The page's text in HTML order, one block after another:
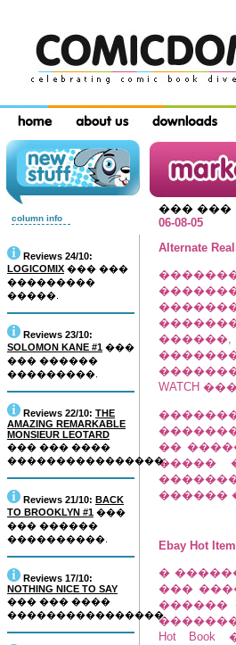
column info
Reviews 24/10:
LOGICOMIX ��� ���
���������
�����.
Reviews 23/10:
SOLOMON KANE #1 ���
��� ������
���������.
Reviews 22/10: THE
AMAZING REMARKABLE
MONSIEUR LEOTARD
��� ��� ����
����������������.
Reviews 21/10: BACK
TO BROOKLYN #1 ���
��� ������
����������.
Reviews 17/10:
NOTHING NICE TO SAY
��� ��� ����
����������������.
��� ���
06-08-05
Alternate
������,
WATCH
��
�����
������ ��
Ebay Hot Item
�
���
������
Hot